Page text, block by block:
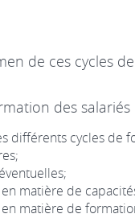
de ces cycles
des
différents cycles de
matière de
matière de